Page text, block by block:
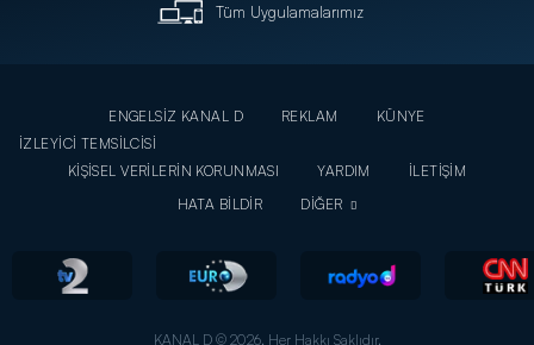
Tüm Uygulamalarımız
ENGELSİZ KANAL D REKLAM
KÜNYE
İZLEYİCİ TEMSİLCİSİ
KİŞİSEL VERİLERİN KORUNMASI
YARDIM
İLETİŞİM
HATA BİLDİR
DİĞER
KANAL D © 2026. Her Hakkı Saklıdır.